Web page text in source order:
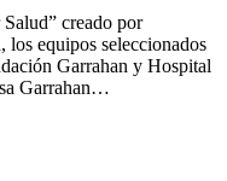
creado por
equipos seleccionados
Garrahan y Hospital
Garrahan…